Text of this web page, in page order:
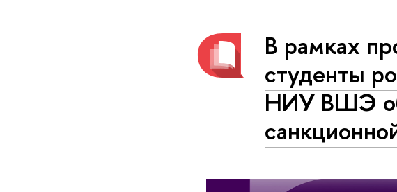
В рамках
студенты
НИУ ВШЭ